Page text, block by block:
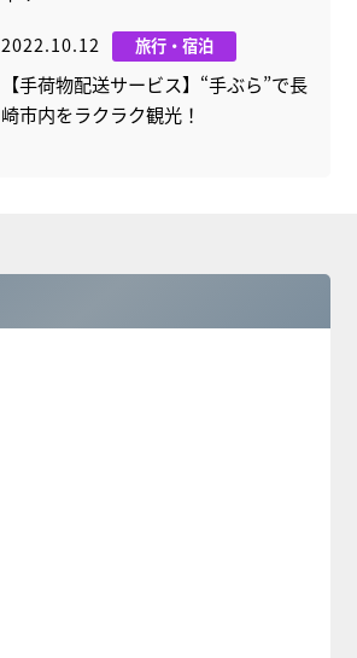
2022.10.12 旅行・宿泊
【手荷物配送サービス】“手ぶら”で長
崎市内をラクラク観光！